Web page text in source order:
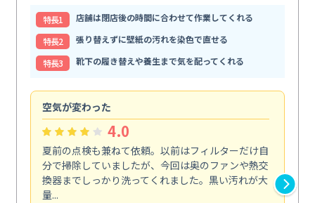
特⻑1
店舗は閉店後の時間に合わせて作業してくれる
特⻑2
張り替えずに壁紙の汚れを染色で直せる
特⻑3
靴下の履き替えや養生まで気を配ってくれる
空気が変わった
4.0
夏前の点検も兼ねて依頼。以前はフィルターだけ自
分で掃除していましたが、今回は奥のファンや熱交
換器までしっかり洗ってくれました。黒い汚れが大
量...